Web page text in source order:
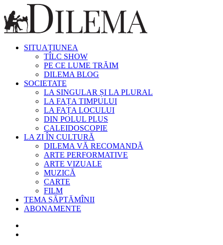
SITUAȚIUNEA
TÎLC SHOW
PE CE LUME TRĂIM
DILEMA BLOG
SOCIETATE
LA SINGULAR ȘI LA PLURAL
LA FAȚA TIMPULUI
LA FAȚA LOCULUI
DIN POLUL PLUS
CALEIDOSCOPIE
LA ZI ÎN CULTURĂ
DILEMA VĂ RECOMANDĂ
ARTE PERFORMATIVE
ARTE VIZUALE
MUZICĂ
CARTE
FILM
TEMA SĂPTĂMÎNII
ABONAMENTE